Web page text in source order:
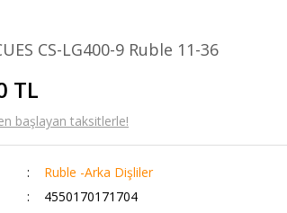
CS-LG400-9 Ruble 11-36
TL
başlayan taksitlerle!
Ruble -Arka Dişliler
4550170171704